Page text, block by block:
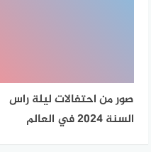
صور من احتفالات ليلة راس
السنة 2024 في العالم